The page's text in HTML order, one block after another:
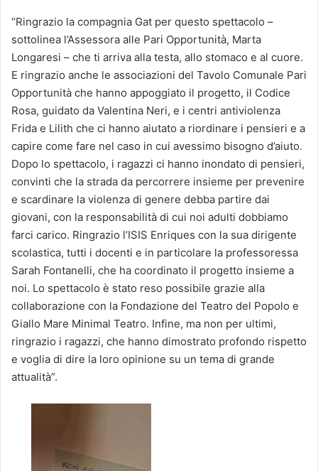
“Ringrazio la compagnia Gat per questo spettacolo –
sottolinea l’Assessora alle Pari Opportunità, Marta
Longaresi – che ti arriva alla testa, allo stomaco e al cuore.
E ringrazio anche le associazioni del Tavolo Comunale Pari
Opportunità che hanno appoggiato il progetto, il Codice
Rosa, guidato da Valentina Neri, e i centri antiviolenza
Frida e Lilith che ci hanno aiutato a riordinare i pensieri e a
capire come fare nel caso in cui avessimo bisogno d’aiuto.
Dopo lo spettacolo, i ragazzi ci hanno inondato di pensieri,
convinti che la strada da percorrere insieme per prevenire
e scardinare la violenza di genere debba partire dai
giovani, con la responsabilità di cui noi adulti dobbiamo
farci carico. Ringrazio l’ISIS Enriques con la sua dirigente
scolastica, tutti i docenti e in particolare la professoressa
Sarah Fontanelli, che ha coordinato il progetto insieme a
noi. Lo spettacolo è stato reso possibile grazie alla
collaborazione con la Fondazione del Teatro del Popolo e
Giallo Mare Minimal Teatro. Infine, ma non per ultimi,
ringrazio i ragazzi, che hanno dimostrato profondo rispetto
e voglia di dire la loro opinione su un tema di grande
attualità”.